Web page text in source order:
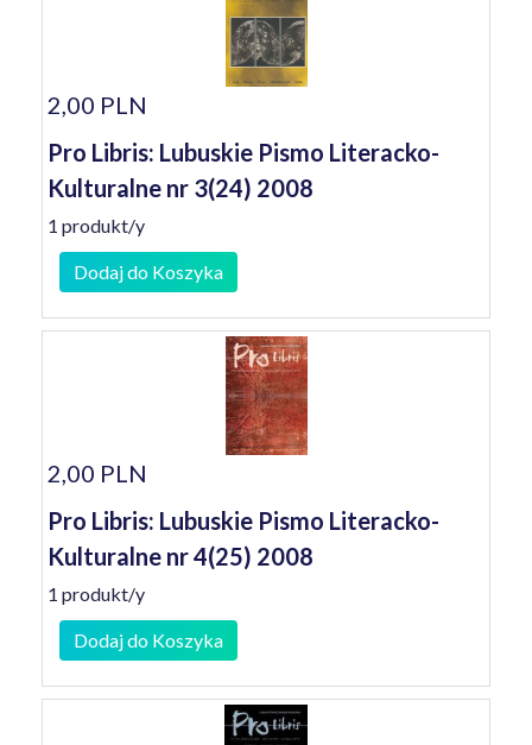
2,00 PLN
Pro Libris: Lubuskie Pismo Literacko-
Kulturalne nr 3(24) 2008
1 produkt/y
Dodaj do Koszyka
2,00 PLN
Pro Libris: Lubuskie Pismo Literacko-
Kulturalne nr 4(25) 2008
1 produkt/y
Dodaj do Koszyka